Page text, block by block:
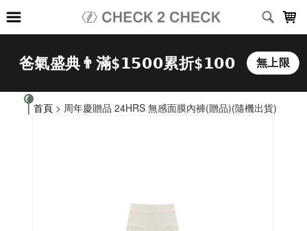
首頁 > 周年慶贈品 24HRS 無感面膜內褲(贈品)(隨機出貨)